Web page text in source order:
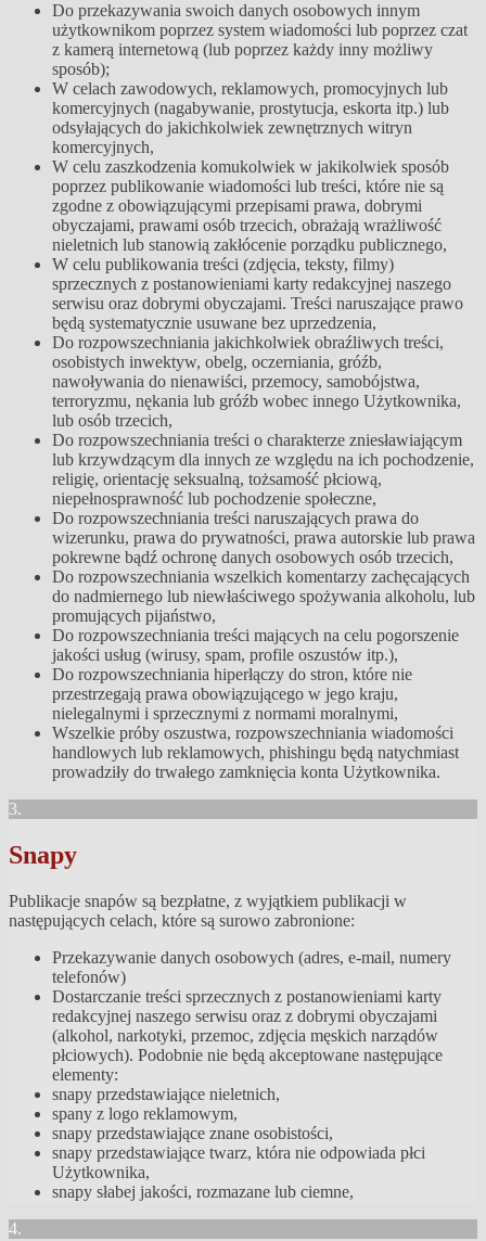
Do przekazywania swoich danych osobowych innym
użytkownikom poprzez system wiadomości lub poprzez czat
z kamerą internetową (lub poprzez każdy inny możliwy
sposób);
W celach zawodowych, reklamowych, promocyjnych lub
komercyjnych (nagabywanie, prostytucja, eskorta itp.) lub
odsyłających do jakichkolwiek zewnętrznych witryn
komercyjnych,
W celu zaszkodzenia komukolwiek w jakikolwiek sposób
poprzez publikowanie wiadomości lub treści, które nie są
zgodne z obowiązującymi przepisami prawa, dobrymi
obyczajami, prawami osób trzecich, obrażają wrażliwość
nieletnich lub stanowią zakłócenie porządku publicznego,
W celu publikowania treści (zdjęcia, teksty, filmy)
sprzecznych z postanowieniami karty redakcyjnej naszego
serwisu oraz dobrymi obyczajami. Treści naruszające prawo
będą systematycznie usuwane bez uprzedzenia,
Do rozpowszechniania jakichkolwiek obraźliwych treści,
osobistych inwektyw, obelg, oczerniania, gróźb,
nawoływania do nienawiści, przemocy, samobójstwa,
terroryzmu, nękania lub gróźb wobec innego Użytkownika,
lub osób trzecich,
Do rozpowszechniania treści o charakterze zniesławiającym
lub krzywdzącym dla innych ze względu na ich pochodzenie,
religię, orientację seksualną, tożsamość płciową,
niepełnosprawność lub pochodzenie społeczne,
Do rozpowszechniania treści naruszających prawa do
wizerunku, prawa do prywatności, prawa autorskie lub prawa
pokrewne bądź ochronę danych osobowych osób trzecich,
Do rozpowszechniania wszelkich komentarzy zachęcających
do nadmiernego lub niewłaściwego spożywania alkoholu, lub
promujących pijaństwo,
Do rozpowszechniania treści mających na celu pogorszenie
jakości usług (wirusy, spam, profile oszustów itp.),
Do rozpowszechniania hiperłączy do stron, które nie
przestrzegają prawa obowiązującego w jego kraju,
nielegalnymi i sprzecznymi z normami moralnymi,
Wszelkie próby oszustwa, rozpowszechniania wiadomości
handlowych lub reklamowych, phishingu będą natychmiast
prowadziły do trwałego zamknięcia konta Użytkownika.
3.
Snapy
Publikacje snapów są bezpłatne, z wyjątkiem publikacji w
następujących celach, które są surowo zabronione:
Przekazywanie danych osobowych (adres, e-mail, numery
telefonów)
Dostarczanie treści sprzecznych z postanowieniami karty
redakcyjnej naszego serwisu oraz z dobrymi obyczajami
(alkohol, narkotyki, przemoc, zdjęcia męskich narządów
płciowych). Podobnie nie będą akceptowane następujące
elementy:
snapy przedstawiające nieletnich,
spany z logo reklamowym,
snapy przedstawiające znane osobistości,
snapy przedstawiające twarz, która nie odpowiada płci
Użytkownika,
snapy słabej jakości, rozmazane lub ciemne,
4.